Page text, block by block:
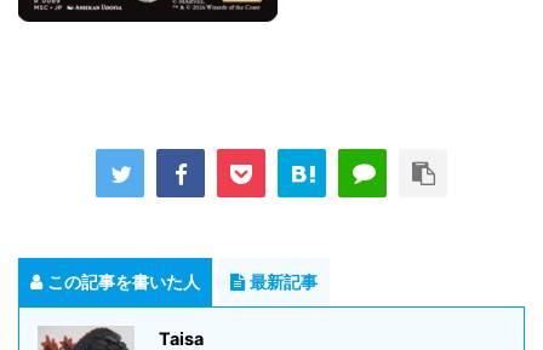
この記事を書いた人 最新記事
Taisa